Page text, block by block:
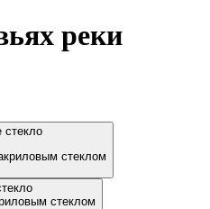
реки
стекло
стеклом
стеклом